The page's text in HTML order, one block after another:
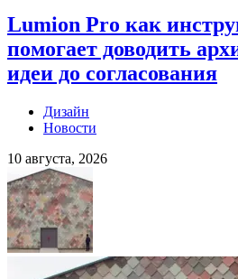
Lumion Pro как
помогает доводить
идеи до согласования
Дизайн
Новости
10 августа, 2026